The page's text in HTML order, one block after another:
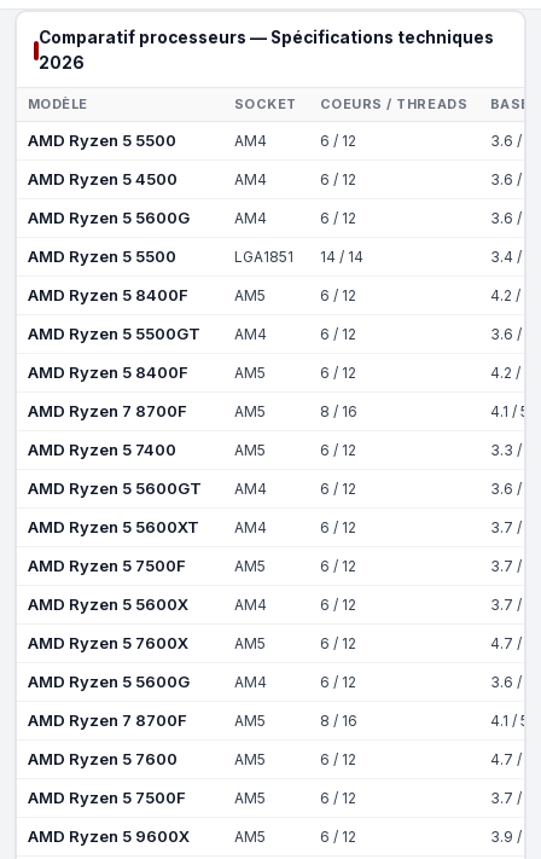
Comparatif processeurs — Spécifications techniques
2026
MODÈLE SOCKET COEURS / THREADS BASE
AMD Ryzen 5 5500 AM4 6 / 12 3.6 /
AMD Ryzen 5 4500 AM4 6 / 12 3.6 /
AMD Ryzen 5 5600G AM4 6 / 12 3.6 /
AMD Ryzen 5 5500 LGA1851 14 / 14 3.4 /
AMD Ryzen 5 8400F AM5 6 / 12 4.2 /
AMD Ryzen 5 5500GT AM4 6 / 12 3.6 /
AMD Ryzen 5 8400F AM5 6 / 12 4.2 /
AMD Ryzen 7 8700F AM5 8 / 16 4.1 /
AMD Ryzen 5 7400 AM5 6 / 12 3.3 /
AMD Ryzen 5 5600GT AM4 6 / 12 3.6 /
AMD Ryzen 5 5600XT AM4 6 / 12 3.7 /
AMD Ryzen 5 7500F AM5 6 / 12 3.7 /
AMD Ryzen 5 5600X AM4 6 / 12 3.7 /
AMD Ryzen 5 7600X AM5 6 / 12 4.7 /
AMD Ryzen 5 5600G AM4 6 / 12 3.6 /
AMD Ryzen 7 8700F AM5 8 / 16 4.1 /
AMD Ryzen 5 7600 AM5 6 / 12 4.7 /
AMD Ryzen 5 7500F AM5 6 / 12 3.7 /
AMD Ryzen 5 9600X AM5 6 / 12 3.9 /